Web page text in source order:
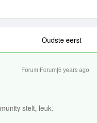
Oudste eerst
Forum|Forum|6 years ago
stelt, leuk.